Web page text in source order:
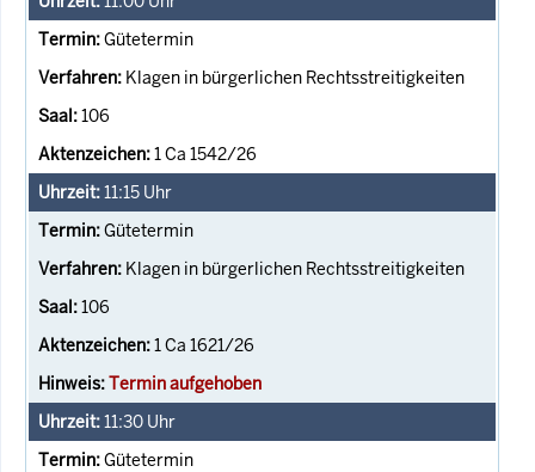
Gütetermin
Klagen in bürgerlichen Rechtsstreitigkeiten
106
1 Ca 1542/26
11:15 Uhr
Gütetermin
Klagen in bürgerlichen Rechtsstreitigkeiten
106
1 Ca 1621/26
Termin aufgehoben
11:30 Uhr
Gütetermin